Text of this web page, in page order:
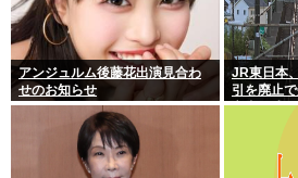
アンジュルム後藤花出演見合わ
せのお知らせ
JR東日本
引を廃止
亡者と成